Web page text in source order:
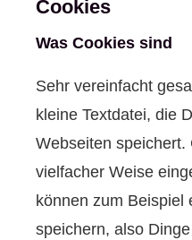
Cookies
Was Cookies sind
Sehr vereinfacht
kleine Textdatei, die
Webseiten speichert.
vielfacher Weise
können zum Beispiel
speichern, also